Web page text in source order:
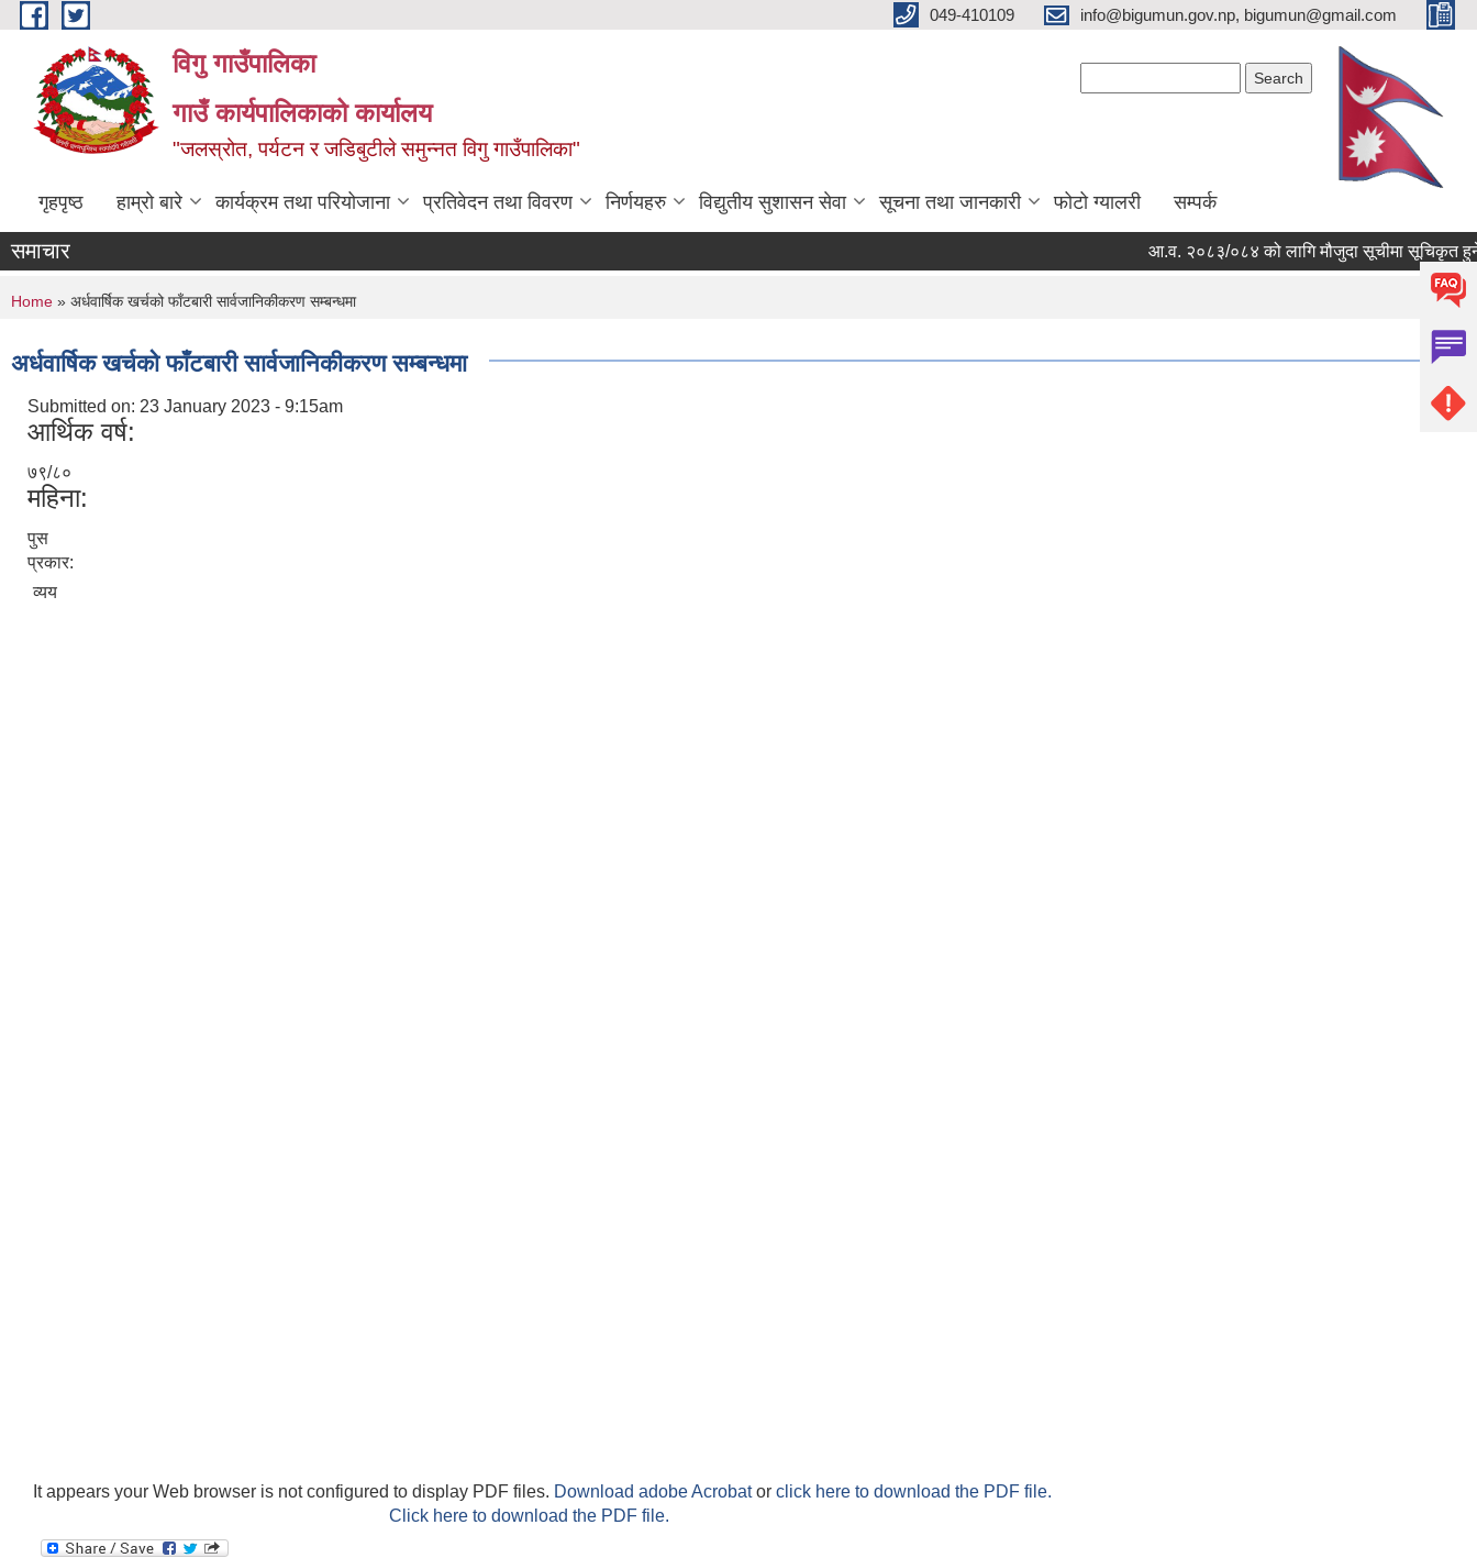
Skip to main content 049-410109 info@bigumun.gov.np, bigumun@gmail.com
विगु गाउँपालिका
गाउँ कार्यपालिकाको कार्यालय
"जलस्रोत, पर्यटन र जडिबुटीले समुन्नत विगु गाउँपालिका"
गृहपृष्ठ हाम्रो बारे कार्यक्रम तथा परियोजाना प्रतिवेदन तथा विवरण निर्णयहरु विद्युतीय सुशासन सेवा सूचना तथा जानकारी फोटो ग्यालरी सम्पर्क
समाचार आ.व. २०८३/०८४ को लागि मौजुदा सूचीमा सूचिकृत हुने
You are here
Home » अर्धवार्षिक खर्चको फाँटबारी सार्वजानिकीकरण सम्बन्धमा
अर्धवार्षिक खर्चको फाँटबारी सार्वजानिकीकरण सम्बन्धमा
Submitted on: 23 January 2023 - 9:15am
आर्थिक वर्ष:
७९/८०
महिना:
पुस
प्रकार:
व्यय
It appears your Web browser is not configured to display PDF files. Download adobe Acrobator click here to download the PDF file.
Click here to download the PDF file.